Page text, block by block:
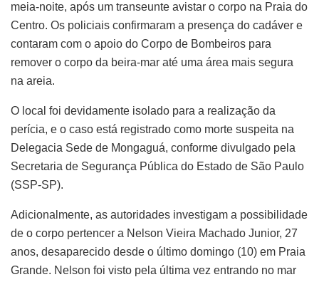
meia-noite, após um transeunte avistar o corpo na Praia do
Centro. Os policiais confirmaram a presença do cadáver e
contaram com o apoio do Corpo de Bombeiros para
remover o corpo da beira-mar até uma área mais segura
na areia.
O local foi devidamente isolado para a realização da
perícia, e o caso está registrado como morte suspeita na
Delegacia Sede de Mongaguá, conforme divulgado pela
Secretaria de Segurança Pública do Estado de São Paulo
(SSP-SP).
Adicionalmente, as autoridades investigam a possibilidade
de o corpo pertencer a Nelson Vieira Machado Junior, 27
anos, desaparecido desde o último domingo (10) em Praia
Grande. Nelson foi visto pela última vez entrando no mar